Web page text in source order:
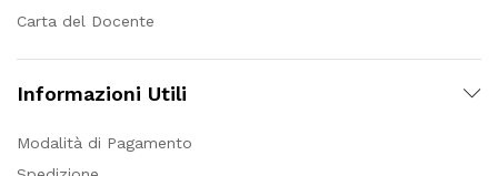
Carta del Docente
Informazioni Utili
Modalità di Pagamento